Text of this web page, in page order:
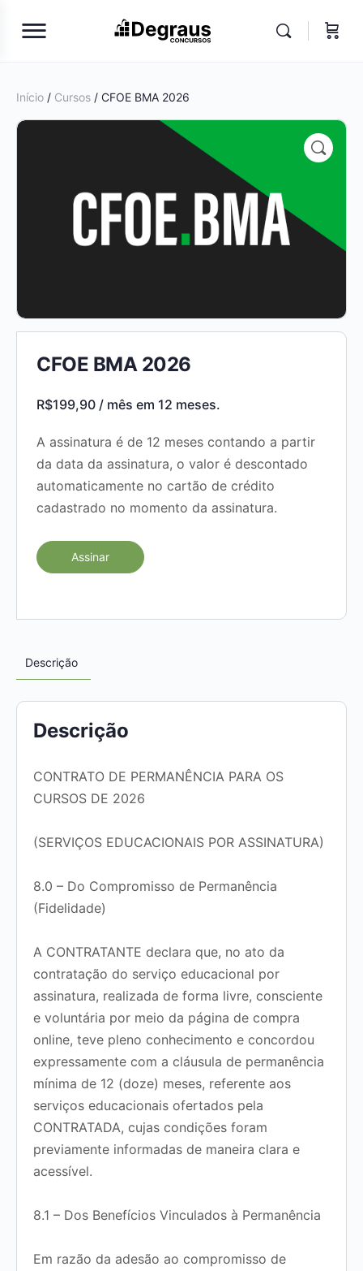
Início / Cursos / CFOE BMA 2026
CFOE BMA 2026
R$199,90 / mês em 12 meses.
A assinatura é de 12 meses contando a partir
da data da assinatura, o valor é descontado
automaticamente no cartão de crédito
cadastrado no momento da assinatura.
Assinar
Descrição
Descrição
CONTRATO DE PERMANÊNCIA PARA OS
CURSOS DE 2026
(SERVIÇOS EDUCACIONAIS POR ASSINATURA)
8.0 – Do Compromisso de Permanência
(Fidelidade)
A CONTRATANTE declara que, no ato da
contratação do serviço educacional por
assinatura, realizada de forma livre, consciente
e voluntária por meio da página de compra
online, teve pleno conhecimento e concordou
expressamente com a cláusula de permanência
mínima de 12 (doze) meses, referente aos
serviços educacionais ofertados pela
CONTRATADA, cujas condições foram
previamente informadas de maneira clara e
acessível.
8.1 – Dos Benefícios Vinculados à Permanência
Em razão da adesão ao compromisso de